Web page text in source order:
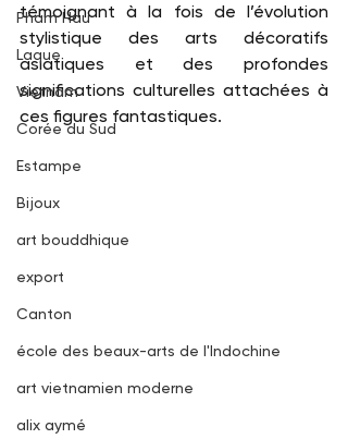
Pham Hau
Laque
Vietnam
Corée du Sud
Estampe
Bijoux
art bouddhique
export
Canton
école des beaux-arts de l'Indochine
art vietnamien moderne
alix aymé
témoignant à la fois de l’évolution
stylistique des arts décoratifs
asiatiques et des profondes
significations culturelles attachées à
ces figures fantastiques.